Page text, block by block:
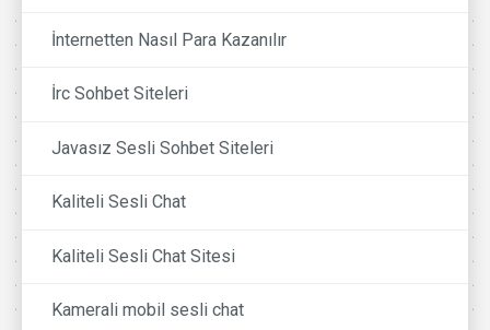
İnternetten Nasıl Para Kazanılır
İrc Sohbet Siteleri
Javasız Sesli Sohbet Siteleri
Kaliteli Sesli Chat
Kaliteli Sesli Chat Sitesi
Kamerali mobil sesli chat